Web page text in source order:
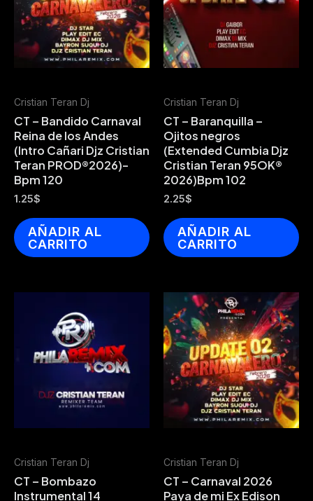
Cristian Teran Dj
CT – Bandido Carnaval
Reina de los Andes
(Intro Cañari Djz Cristian
Teran PROD®2026)-
Bpm 120
1.25$
AÑADIR AL
CARRITO
Cristian Teran Dj
CT – Baranquilla –
Ojitos negros
(Extended Cumbia Djz
Cristian Teran 95OK®
2026)Bpm 102
2.25$
AÑADIR AL
CARRITO
Cristian Teran Dj
CT – Bombazo
Instrumental 14
Cristian Teran Dj
CT – Carnaval 2026
Paya de mi Ex Edison